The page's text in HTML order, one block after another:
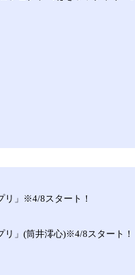
リ」※4/8スタート！
リ」(筒井澪心)※4/8スタート！